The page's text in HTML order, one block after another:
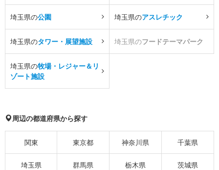
埼玉県の公園 埼玉県のアスレチック
埼玉県のタワー・展望施設 埼玉県のフードテーマパーク
埼玉県の牧場・レジャー＆リ
ゾート施設
周辺の都道府県から探す
関東 東京都 神奈川県 千葉県
埼玉県 群馬県 栃木県 茨城県